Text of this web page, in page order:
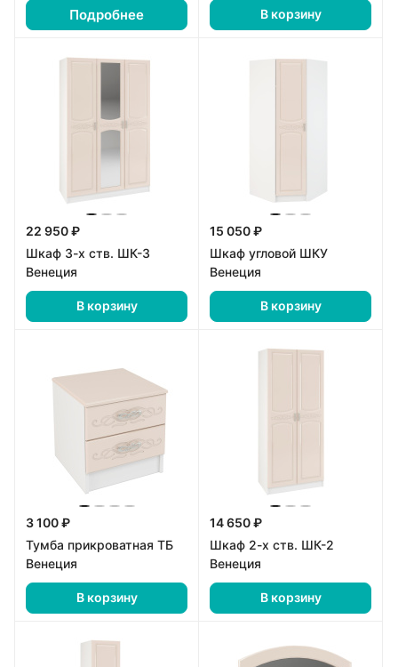
Подробнее В корзину
22 950 ₽
Шкаф 3-х ств. ШК-3
Венеция
В корзину
15 050 ₽
Шкаф угловой ШКУ
Венеция
В корзину
3 100 ₽
Тумба прикроватная ТБ
Венеция
В корзину
14 650 ₽
Шкаф 2-х ств. ШК-2
Венеция
В корзину